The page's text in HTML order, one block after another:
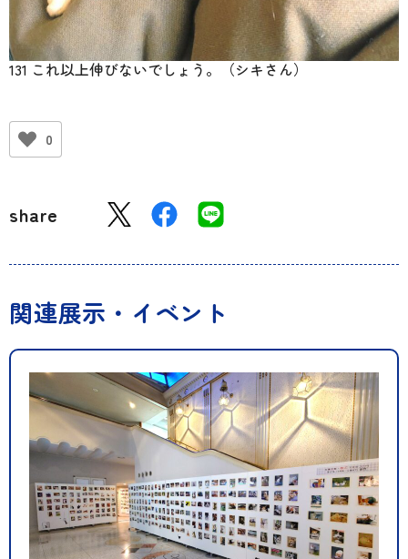
131 これ以上伸びないでしょう。（シキさん）
0
share
関連展示・イベント